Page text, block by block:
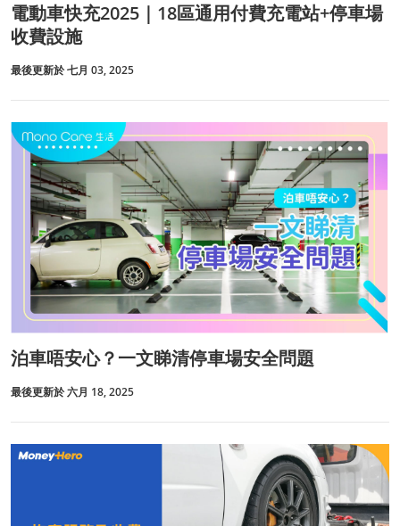
電動車快充2025｜18區通用付費充電站+停車場
收費設施
最後更新於 七月 03, 2025
泊車唔安心？一文睇清停車場安全問題
最後更新於 六月 18, 2025